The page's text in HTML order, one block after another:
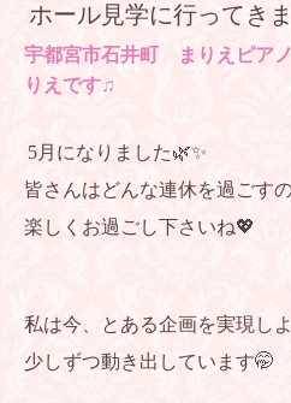
ホール見学に行ってき
宇都宮市石井町 まりえピア
りえです♫
5月になりました🌿✨
皆さんはどんな連休を過ごす
楽しくお過ごし下さいね💖
私は今、とある企画を実現し
少しずつ動き出しています🤭